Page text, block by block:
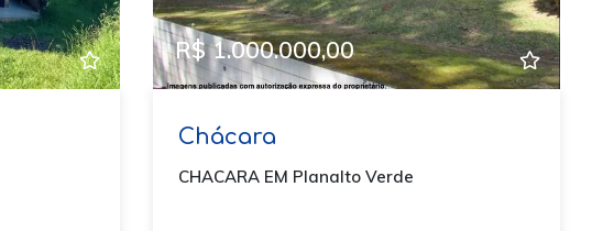
R$ 1.000.000,00
Chácara
CHACARA EM Planalto Verde